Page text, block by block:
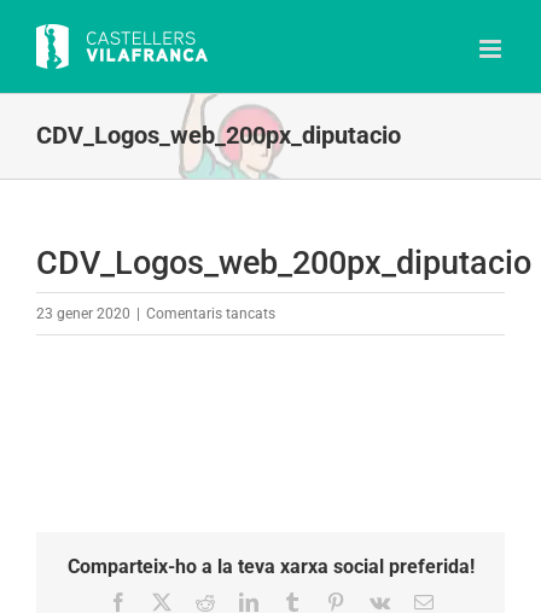
content
CDV_Logos_web_200px_diputacio
CDV_Logos_web_200px_diputacio
23 gener 2020 Comentaris tancatsa
Comparteix-ho a la teva xarxa social preferida!
Facebook RedditLinkedInTumblr Pinterest
Vk Email: